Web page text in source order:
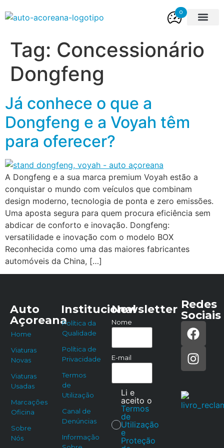
0
Tag: Concessionário
Dongfeng
Já conhece o que a
Dongfeng e a Voyah têm
para oferecer?
A Dongfeng e a sua marca premium Voyah estão a
conquistar o mundo com veículos que combinam
design moderno, tecnologia de ponta e zero emissões.
Uma aposta segura para quem procura eficiência sem
abdicar de conforto e inovação. Dongfeng:
versatilidade e inovação com o modelo BOX
Reconhecida como uma das maiores fabricantes
automóveis da China, […]
Auto
Açoreana
Home
Viaturas
Novas
Viaturas
Usadas
Marcações
Oficina
Sobre
Nós
Institucional
Política da
Qualidade
Política de
Privacidade
Termos
de
Utilização
Canal de
Denúncias
Informação
Newsletter
Nome
E-mail
Li e
aceito o
Termos
de
Utilização
e
Proteção
Redes
Sociais